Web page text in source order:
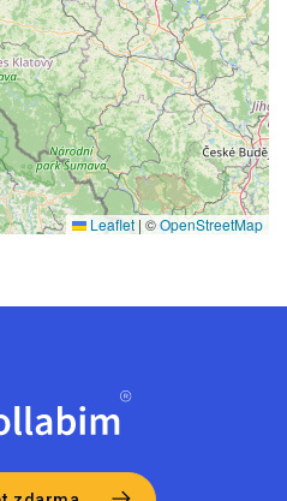
Leaflet | ©OpenStreetMap